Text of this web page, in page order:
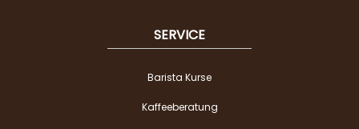
SERVICE
Barista Kurse
Kaffeeberatung